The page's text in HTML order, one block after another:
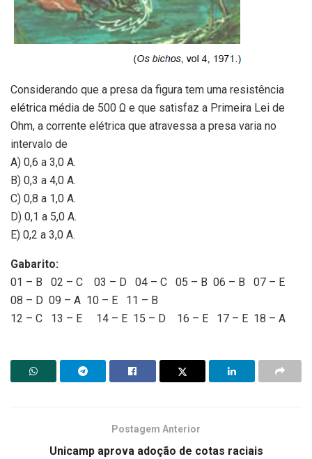
Considerando que a presa da figura tem uma resistência
elétrica média de 500 Ω e que satisfaz a Primeira Lei de
Ohm, a corrente elétrica que atravessa a presa varia no
intervalo de
A) 0,6 a 3,0 A.
B) 0,3 a 4,0 A.
C) 0,8 a 1,0 A.
D) 0,1 a 5,0 A.
E) 0,2 a 3,0 A.
Gabarito:
01 – B 02 – C 03 – D 04 – C 05 – B 06 – B 07 – E
08 – D 09 – A 10 – E 11 – B
12 – C 13 – E 14 – E 15 – D 16 – E 17 – E 18 – A
Postagem Anterior
Unicamp aprova adoção de cotas raciais